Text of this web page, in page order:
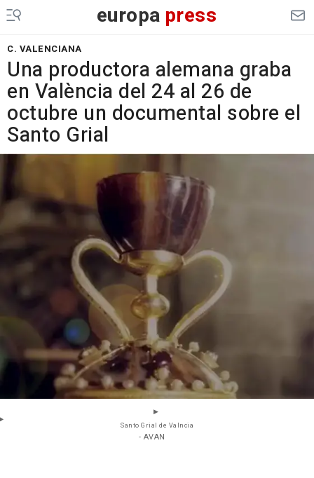
europa press
C. VALENCIANA
Una productora alemana graba
en València del 24 al 26 de
octubre un documental sobre el
Santo Grial
Santo Grial de Valncia
- AVAN